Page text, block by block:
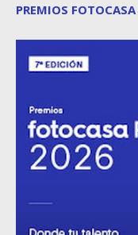
PREMIOS